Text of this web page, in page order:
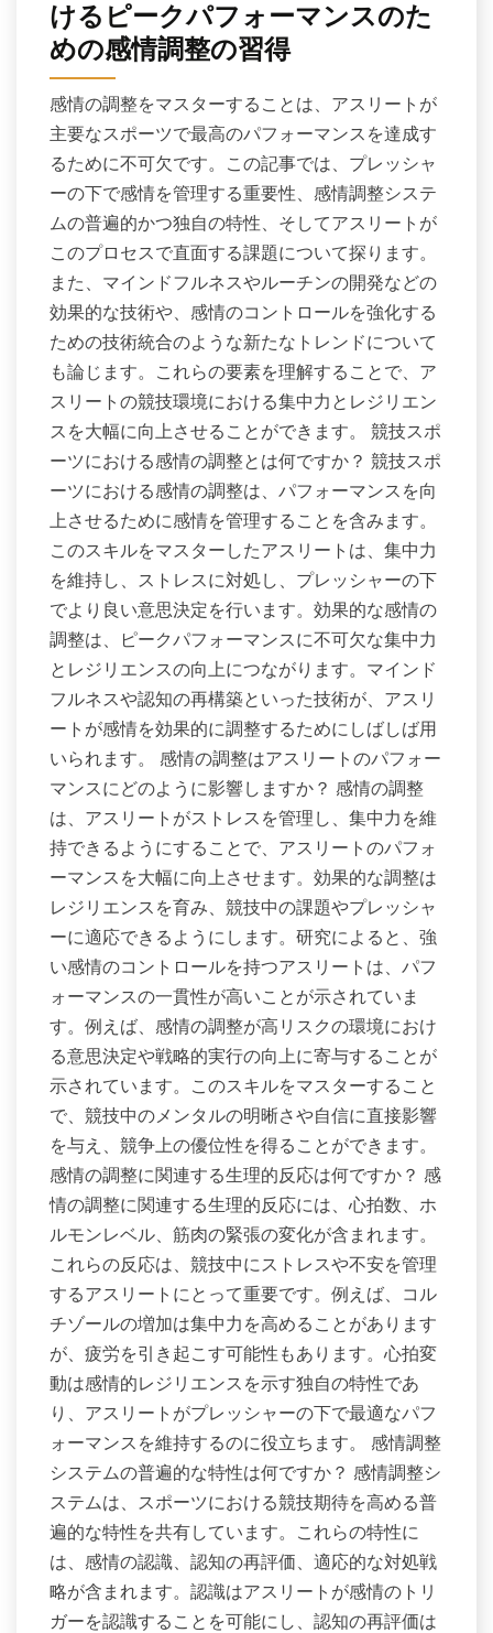
けるピークパフォーマンスのた
めの感情調整の習得
感情の調整をマスターすることは、アスリートが
主要なスポーツで最高のパフォーマンスを達成す
るために不可欠です。この記事では、プレッシャ
ーの下で感情を管理する重要性、感情調整システ
ムの普遍的かつ独自の特性、そしてアスリートが
このプロセスで直面する課題について探ります。
また、マインドフルネスやルーチンの開発などの
効果的な技術や、感情のコントロールを強化する
ための技術統合のような新たなトレンドについて
も論じます。これらの要素を理解することで、ア
スリートの競技環境における集中力とレジリエン
スを大幅に向上させることができます。 競技スポ
ーツにおける感情の調整とは何ですか？ 競技スポ
ーツにおける感情の調整は、パフォーマンスを向
上させるために感情を管理することを含みます。
このスキルをマスターしたアスリートは、集中力
を維持し、ストレスに対処し、プレッシャーの下
でより良い意思決定を行います。効果的な感情の
調整は、ピークパフォーマンスに不可欠な集中力
とレジリエンスの向上につながります。マインド
フルネスや認知の再構築といった技術が、アスリ
ートが感情を効果的に調整するためにしばしば用
いられます。 感情の調整はアスリートのパフォー
マンスにどのように影響しますか？ 感情の調整
は、アスリートがストレスを管理し、集中力を維
持できるようにすることで、アスリートのパフォ
ーマンスを大幅に向上させます。効果的な調整は
レジリエンスを育み、競技中の課題やプレッシャ
ーに適応できるようにします。研究によると、強
い感情のコントロールを持つアスリートは、パフ
ォーマンスの一貫性が高いことが示されていま
す。例えば、感情の調整が高リスクの環境におけ
る意思決定や戦略的実行の向上に寄与することが
示されています。このスキルをマスターすること
で、競技中のメンタルの明晰さや自信に直接影響
を与え、競争上の優位性を得ることができます。
感情の調整に関連する生理的反応は何ですか？ 感
情の調整に関連する生理的反応には、心拍数、ホ
ルモンレベル、筋肉の緊張の変化が含まれます。
これらの反応は、競技中にストレスや不安を管理
するアスリートにとって重要です。例えば、コル
チゾールの増加は集中力を高めることがあります
が、疲労を引き起こす可能性もあります。心拍変
動は感情的レジリエンスを示す独自の特性であ
り、アスリートがプレッシャーの下で最適なパフ
ォーマンスを維持するのに役立ちます。 感情調整
システムの普遍的な特性は何ですか？ 感情調整シ
ステムは、スポーツにおける競技期待を高める普
遍的な特性を共有しています。これらの特性に
は、感情の認識、認知の再評価、適応的な対処戦
略が含まれます。認識はアスリートが感情のトリ
ガーを認識することを可能にし、認知の再評価は